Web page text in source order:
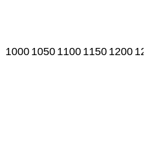
1000 1050 1100 1150 1200